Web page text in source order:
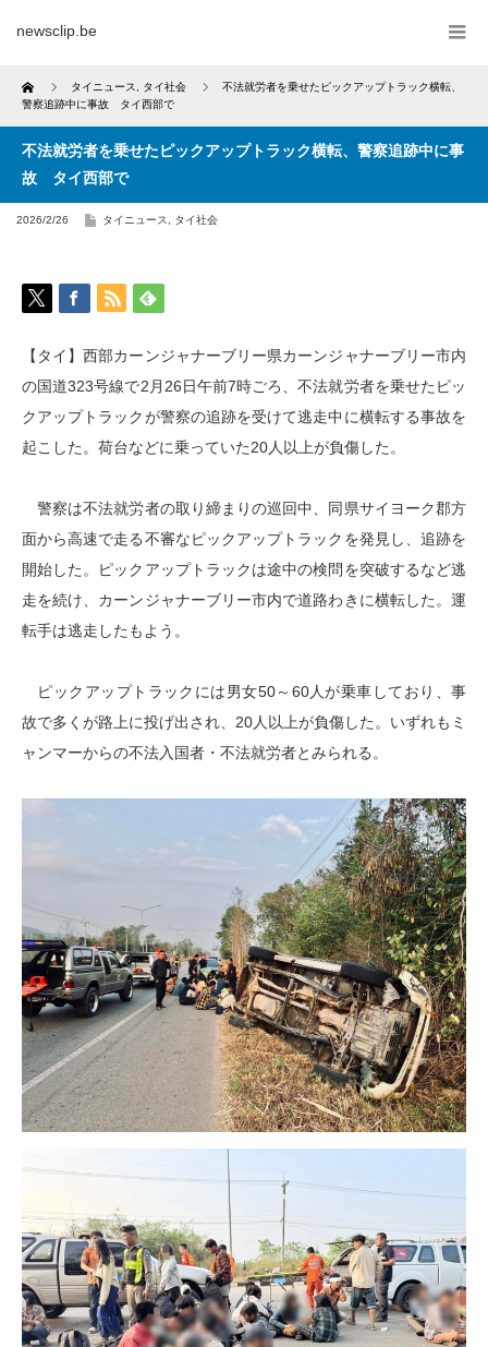
newsclip.be
Home タイニュース タイ社会
不法就労者を乗せたピックアップトラック横転、
警察追跡中に事故 タイ西部で
不法就労者を乗せたピックアップトラック横転、警察追跡中に事
故 タイ西部で
2026/2/26 タイニュース タイ社会
【タイ】西部カーンジャナーブリー県カーンジャナーブリー市内
の国道323号線で2月26日午前7時ごろ、不法就労者を乗せたピッ
クアップトラックが警察の追跡を受けて逃走中に横転する事故を
起こした。荷台などに乗っていた20人以上が負傷した。
警察は不法就労者の取り締まりの巡回中、同県サイヨーク郡方
面から高速で走る不審なピックアップトラックを発見し、追跡を
開始した。ピックアップトラックは途中の検問を突破するなど逃
走を続け、カーンジャナーブリー市内で道路わきに横転した。運
転手は逃走したもよう。
ピックアップトラックには男女50～60人が乗車しており、事
故で多くが路上に投げ出され、20人以上が負傷した。いずれもミ
ャンマーからの不法入国者・不法就労者とみられる。